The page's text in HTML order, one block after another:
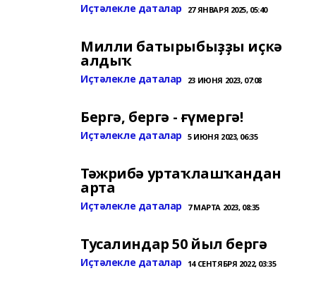
Иҫтәлекле даталар 27 ЯНВАРЯ 2025, 05:40
Милли батырыбыҙҙы иҫкә
алдыҡ
Иҫтәлекле даталар 23 ИЮНЯ 2023, 07:08
Бергә, бергә - ғүмергә!
Иҫтәлекле даталар 5 ИЮНЯ 2023, 06:35
Тәжрибә уртаҡлашҡандан
арта
Иҫтәлекле даталар 7 МАРТА 2023, 08:35
Тусалиндар 50 йыл бергә
Иҫтәлекле даталар 14 СЕНТЯБРЯ 2022, 03:35